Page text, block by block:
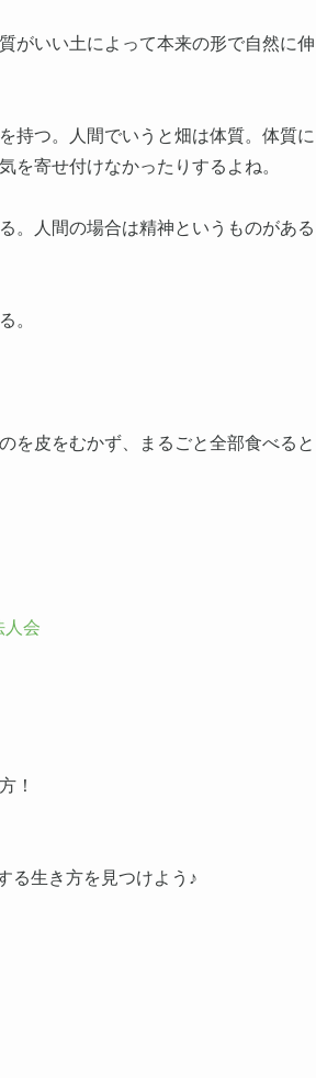
がいい土によって本来の形で自然に伸
持つ。人間でいうと畑は体質。体質に
を寄せ付けなかったりするよね。
。人間の場合は精神というものがある
。
を皮をむかず、まるごと全部食べると
人会
！
る生き方を見つけよう♪